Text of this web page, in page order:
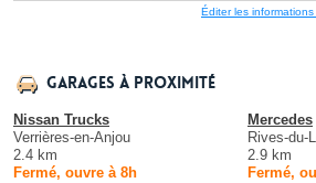
Éditer les
Garages à proximité
Nissan Trucks
Verrières-en-Anjou
2.4 km
Fermé, ouvre à 8h
Mercedes
Rives-du-
2.9 km
Fermé,